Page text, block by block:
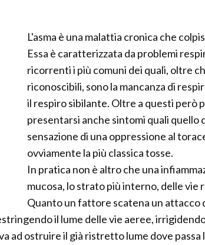
L'asma è una malattia cronica che
Essa è caratterizzata da problemi
ricorrenti i più comuni dei quali, oltre
riconoscibili, sono la mancanza di
il respiro sibilante. Oltre a questi però
presentarsi anche sintomi quali quello
sensazione di una oppressione al
ovviamente la più classica tosse.
In pratica non è altro che una
mucosa, lo strato più interno, delle vie
Quanto un fattore scatena un attacco
il lume delle vie aeree,
ad ostruire il già ristretto lume dove passa